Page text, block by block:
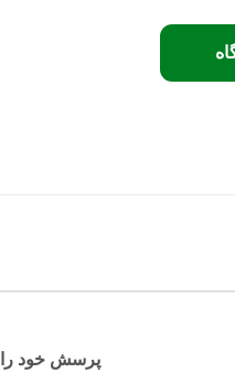
پرسش خود را